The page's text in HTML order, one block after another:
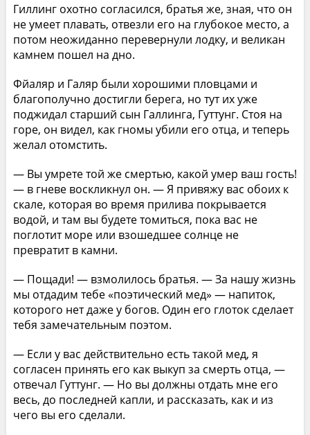
Гиллинг охотно согласился, братья же, зная, что он
не умеет плавать, отвезли его на глубокое место, а
потом неожиданно перевернули лодку, и великан
камнем пошел на дно.
Фйаляр и Галяр были хорошими пловцами и
благополучно достигли берега, но тут их уже
поджидал старший сын Галлинга, Гуттунг. Стоя на
горе, он видел, как гномы убили его отца, и теперь
желал отомстить.
— Вы умрете той же смертью, какой умер ваш гость!
— в гневе воскликнул он. — Я привяжу вас обоих к
скале, которая во время прилива покрывается
водой, и там вы будете томиться, пока вас не
поглотит море или взошедшее солнце не
превратит в камни.
— Пощади! — взмолилось братья. — За нашу жизнь
мы отдадим тебе «поэтический мед» — напиток,
которого нет даже у богов. Один его глоток сделает
тебя замечательным поэтом.
— Если у вас действительно есть такой мед, я
согласен принять его как выкуп за смерть отца, —
отвечал Гуттунг. — Но вы должны отдать мне его
весь, до последней капли, и рассказать, как и из
чего вы его сделали.